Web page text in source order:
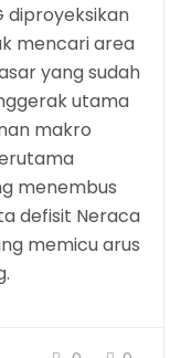
diproyeksikan
mencari area
yang sudah
utama
makro
menembus
defisit Neraca
memicu arus